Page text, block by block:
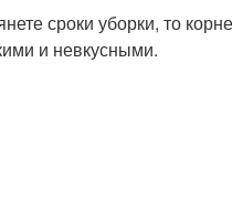
сроки уборки, то
и невкусными.